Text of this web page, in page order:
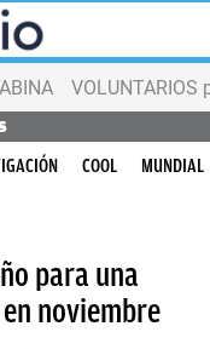
VOLUNTARIOS
COOL MUNDIAL
para una
noviembre